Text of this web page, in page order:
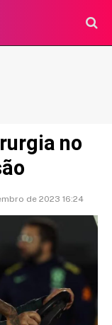
no
de 2023 16:24